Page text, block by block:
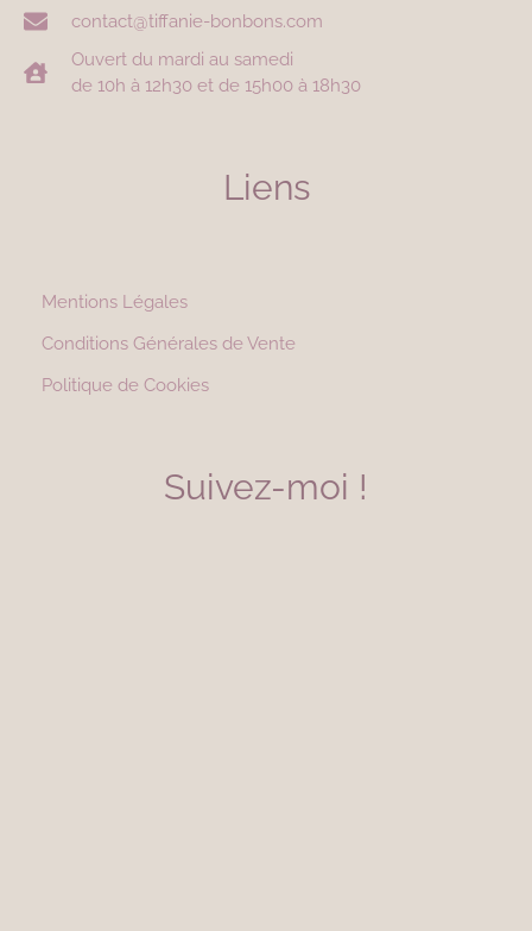
contact@tiffanie-bonbons.com
Ouvert du mardi au samedi
de 10h à 12h30 et de 15h00 à 18h30
Liens
Mentions Légales
Conditions Générales de Vente
Politique de Cookies
Suivez-moi !